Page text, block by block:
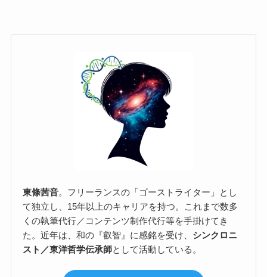
東條茜音。フリーランスの「ゴーストライター」とし
て独立し、15年以上のキャリアを持つ。これまで数多
くの執筆代行／コンテンツ制作代行等を手掛けてき
た。近年は、和の『叡智』に感銘を受け、 シンクロニ
スト／東洋哲学伝承師として活動している。